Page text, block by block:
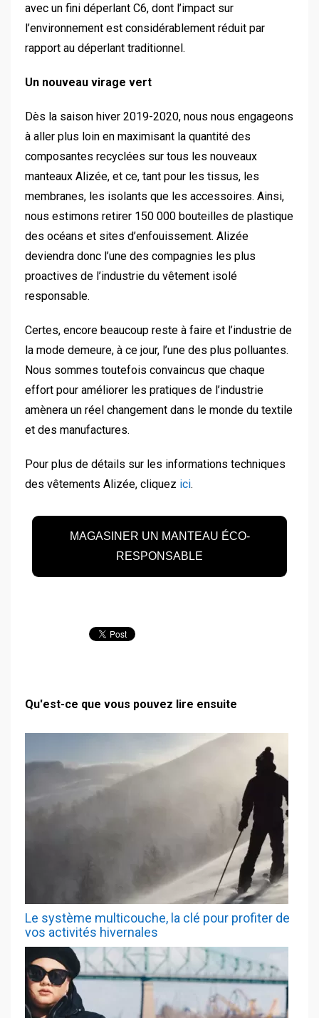
avec un fini déperlant C6, dont l’impact sur
l’environnement est considérablement réduit par
rapport au déperlant traditionnel.
Un nouveau virage vert
Dès la saison hiver 2019-2020, nous nous engageons
à aller plus loin en maximisant la quantité des
composantes recyclées sur tous les nouveaux
manteaux Alizée, et ce, tant pour les tissus, les
membranes, les isolants que les accessoires. Ainsi,
nous estimons retirer 150 000 bouteilles de plastique
des océans et sites d’enfouissement. Alizée
deviendra donc l’une des compagnies les plus
proactives de l’industrie du vêtement isolé
responsable.
Certes, encore beaucoup reste à faire et l’industrie de
la mode demeure, à ce jour, l’une des plus polluantes.
Nous sommes toutefois convaincus que chaque
effort pour améliorer les pratiques de l’industrie
amènera un réel changement dans le monde du textile
et des manufactures.
Pour plus de détails sur les informations techniques
des vêtements Alizée, cliquez ici.
MAGASINER UN MANTEAU ÉCO-
RESPONSABLE
Qu'est-ce que vous pouvez lire ensuite
Le système multicouche, la clé pour profiter de
vos activités hivernales